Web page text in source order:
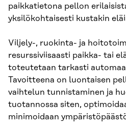
paikkatietona pellon
yksilökohtaisesti kustakin
Viljely-, ruokinta- ja
resurssiviisaasti paikka- tai
toteutetaan tarkasti
Tavoitteena on luontaisen
vaihtelun tunnistaminen ja
tuotannossa siten,
minimoidaan